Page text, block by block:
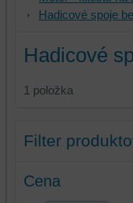
Hadicové spoje
Hadicové
1 položka
Filter
Cena